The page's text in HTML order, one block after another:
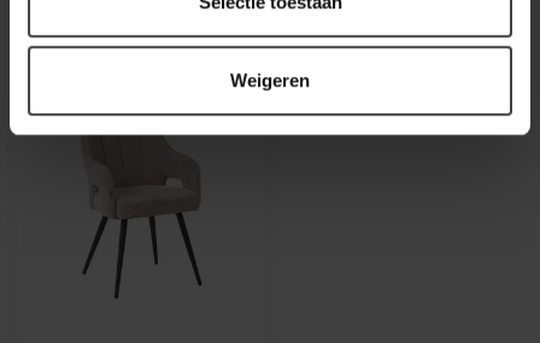
Weigeren
Recent bekeken